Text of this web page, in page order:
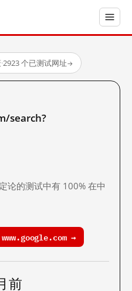
·2923 个已测试网址→
search?
的测试中有 100% 在中
→
前